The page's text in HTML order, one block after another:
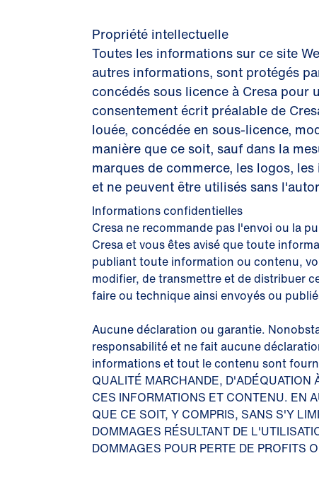
Propriété intellectuelle
Toutes les informations sur ce site
autres informations, sont protégés
concédés sous licence à Cresa
consentement écrit préalable de
louée, concédée en sous-licence,
manière que ce soit, sauf dans la
marques de commerce, les logos,
et ne peuvent être utilisés sans
Informations confidentielles
Cresa ne recommande pas l'envoi ou la
Cresa et vous êtes avisé que toute
publiant toute information ou contenu,
modifier, de transmettre et de distribuer
faire ou technique ainsi envoyés ou
Aucune déclaration ou garantie.
responsabilité et ne fait aucune
informations et tout le contenu sont
QUALITÉ MARCHANDE, D'ADÉQUATION
CES INFORMATIONS ET CONTENU. EN
QUE CE SOIT, Y COMPRIS, SANS S'Y
DOMMAGES RÉSULTANT DE
DOMMAGES POUR PERTE DE PROFITS